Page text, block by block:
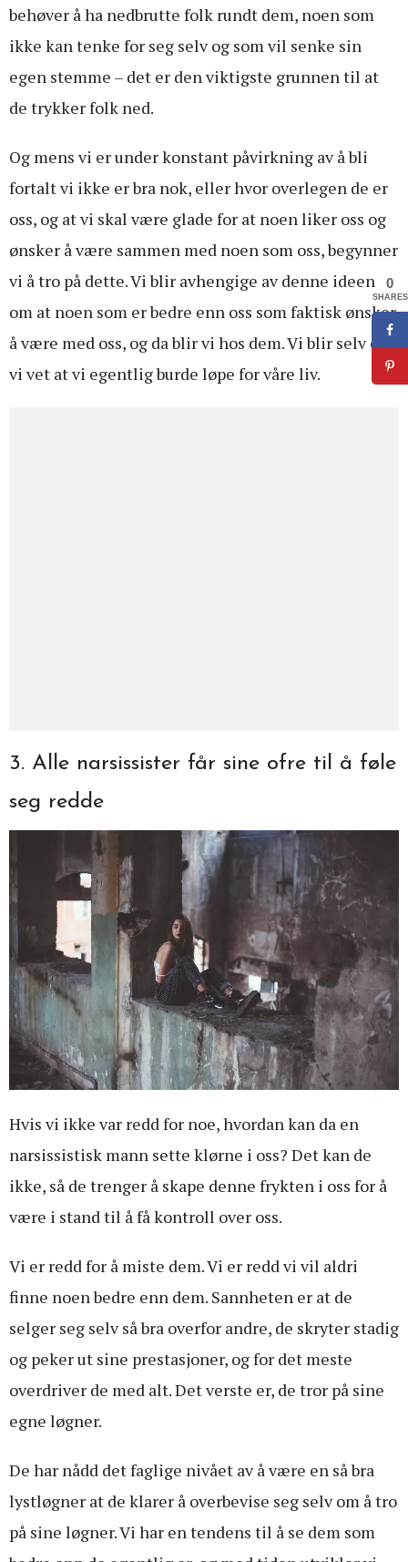
behøver å ha nedbrutte folk rundt dem, noen som
ikke kan tenke for seg selv og som vil senke sin
egen stemme – det er den viktigste grunnen til at
de trykker folk ned.
Og mens vi er under konstant påvirkning av å bli
fortalt vi ikke er bra nok, eller hvor overlegen de er
oss, og at vi skal være glade for at noen liker oss og
ønsker å være sammen med noen som oss, begynner
vi å tro på dette. Vi blir avhengige av denne ideen
om at noen som er bedre enn oss som faktisk ønsker
å være med oss, og da blir vi hos dem. Vi blir selv om
vi vet at vi egentlig burde løpe for våre liv.
3. Alle narsissister får sine ofre til å føle
seg redde
Hvis vi ikke var redd for noe, hvordan kan da en
narsissistisk mann sette klørne i oss? Det kan de
ikke, så de trenger å skape denne frykten i oss for å
være i stand til å få kontroll over oss.
Vi er redd for å miste dem. Vi er redd vi vil aldri
finne noen bedre enn dem. Sannheten er at de
selger seg selv så bra overfor andre, de skryter stadig
og peker ut sine prestasjoner, og for det meste
overdriver de med alt. Det verste er, de tror på sine
egne løgner.
De har nådd det faglige nivået av å være en så bra
lystløgner at de klarer å overbevise seg selv om å tro
på sine løgner. Vi har en tendens til å se dem som
0
SHARES